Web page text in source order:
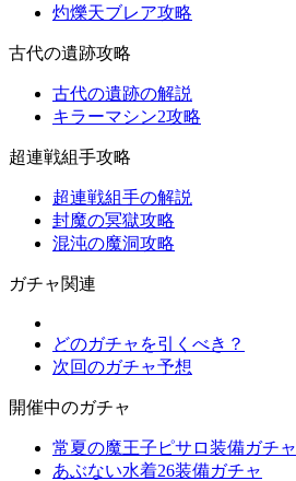
灼爍天ブレア攻略
古代の遺跡攻略
古代の遺跡の解説
キラーマシン2攻略
超連戦組手攻略
超連戦組手の解説
封魔の冥獄攻略
混沌の魔洞攻略
ガチャ関連
どのガチャを引くべき？
次回のガチャ予想
開催中のガチャ
常夏の魔王子ピサロ装備ガチャ
あぶない水着26装備ガチャ